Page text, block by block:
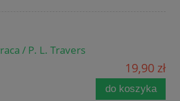
/ P. L. Travers
19,90 zł
do koszyka